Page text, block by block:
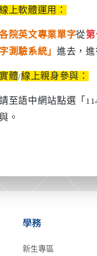
上軟體運用：
院英文專業單字從第
測驗系統」進去，
體/線上親身參與：
至語中網站點選「
。
學務
新生專區